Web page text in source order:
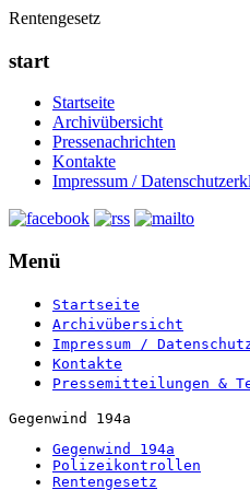
Rentengesetz
start
Startseite
Archivübersicht
Pressenachrichten
Kontakte
Impressum /
Menü
Startseite
Archivübersicht
Impressum /
Kontakte
Pressemitteilungen &
Gegenwind 194a
Gegenwind 194a
Polizeikontrollen
Rentengesetz